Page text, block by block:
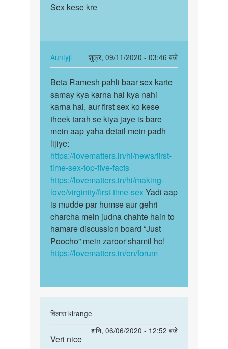
to
kare
Ashu
Sex
Sex kese kre
Auntyji
शुक्र, 09/11/2020 - 03:46 बजे
In
reply
to
Sex
kese
kre
by
Beta
Ramesh
pahli
baar
sex…
Beta Ramesh pahli baar sex karte
samay kya karna hai kya nahi
karna hai, aur first sex ko kese
theek tarah se kiya jaye is bare
mein aap yaha detail mein padh
lijiye:
https://lovematters.in/hi/news/first-
time-sex-top-five-facts
https://lovematters.in/hi/making-
love/virginity/first-time-sexYadi aap
is mudde par humse aur gehri
charcha mein judna chahte hain to
hamare discussion board “Just
Poocho” mein zaroor shamil ho!
https://lovematters.in/en/forum
विलास kirange
शनि, 06/06/2020 - 12:52 बजे
reply
Veri
Veri nice